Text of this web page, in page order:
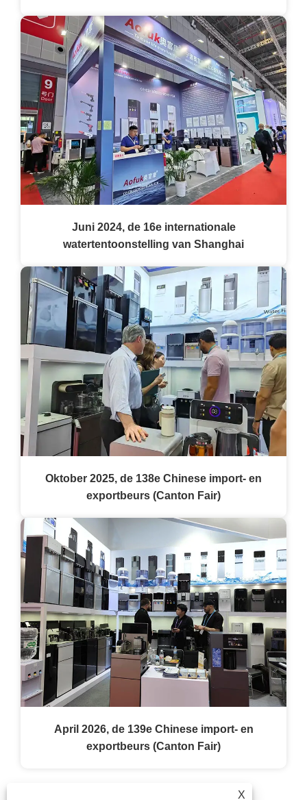
Juni 2024, de 16e internationale
watertentoonstelling van Shanghai
Oktober 2025, de 138e Chinese import- en
exportbeurs (Canton Fair)
April 2026, de 139e Chinese import- en
exportbeurs (Canton Fair)
X